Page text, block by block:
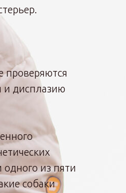
проверяются
и дисплазию
из пяти
собаки